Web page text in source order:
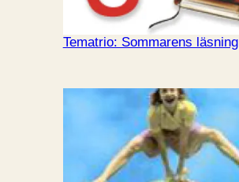
Tematrio: Sommarens läsning